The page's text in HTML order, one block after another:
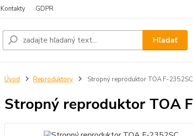
Kontakty GDPR
Hľadať
Úvod Reproduktory Stropný reproduktor TOA F-2352SC
Stropný reproduktor TOA